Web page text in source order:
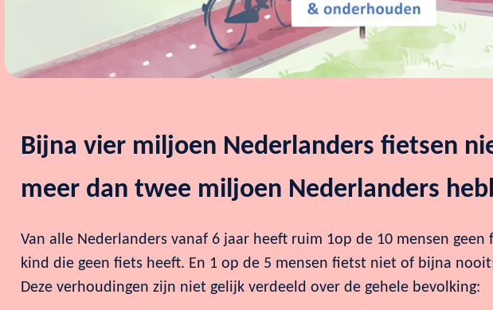
Bijna vier miljoen Nederlanders fietsen
meer dan twee miljoen Nederlanders
Van alle Nederlanders vanaf 6 jaar heeft ruim 1op de 10 mensen
kind die geen fiets heeft. En 1 op de 5 mensen fietst niet of bijna
Deze verhoudingen zijn niet gelijk verdeeld over de gehele bevolking: